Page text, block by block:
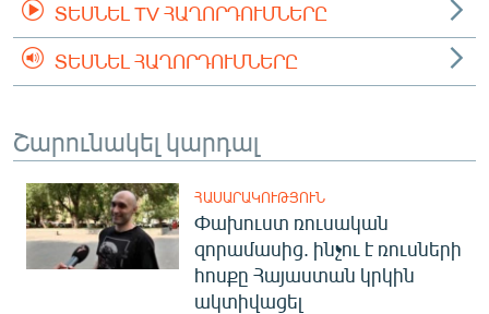
ՏԵՍՆԵԼ TV ՀԱՂՈՐԴՈՒՄՆԵՐԸ
ՏԵՍՆԵԼ ՀԱՂՈՐԴՈՒՄՆԵՐԸ
Շարունակել կարդալ
ՀԱՍԱՐԱԿՈՒԹՅՈՒՆ
Փախուստ ռուսական
զորամասից. ինչու է ռուսների
հոսքը Հայաստան կրկին
ակտիվացել